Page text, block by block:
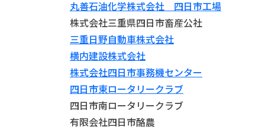
丸善石油化学株式会社 四日市工場
株式会社三重県四日市畜産公社
三重日野自動車株式会社
横内建設株式会社
株式会社四日市事務機センター
四日市東ロータリークラブ
四日市南ロータリークラブ
有限会社四日市酪農